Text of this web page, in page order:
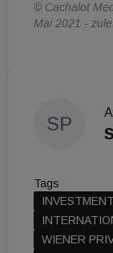
© Cachalot
Mai 2021 -
SP
Tags
INVESTMENT
WIENER